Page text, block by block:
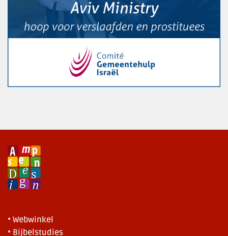
• Webwinkel
• Bijbelstudies